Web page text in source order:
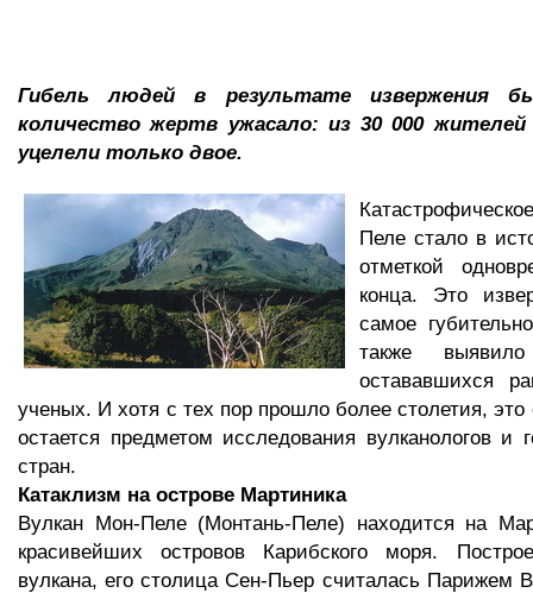
Гибель людей в результате извержения
количество жертв ужасало: из 30 000 жителей
уцелели только двое.
Пеле стало в
отметкой
конца. Это
самое
также
остававшихся
ученых. И хотя с тех пор прошло более столетия, это
остается предметом исследования вулканологов и
стран.
Катаклизм на острове Мартиника
Вулкан Мон-Пеле (Монтань-Пеле) находится на
красивейших островов Карибского моря.
вулкана, его столица Сен-Пьер считалась Парижем